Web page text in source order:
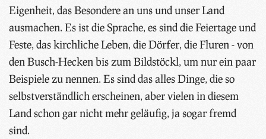
Eigenheit, das Besondere an uns und unser Land
ausmachen. Es ist die Sprache, es sind die Feiertage und
Feste, das kirchliche Leben, die Dörfer, die Fluren - von
den Busch-Hecken bis zum Bildstöckl, um nur ein paar
Beispiele zu nennen. Es sind das alles Dinge, die so
selbstverständlich erscheinen, aber vielen in diesem
Land schon gar nicht mehr geläufig, ja sogar fremd
sind.